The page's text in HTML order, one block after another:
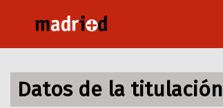
contenido
principal
Datos de la titulación